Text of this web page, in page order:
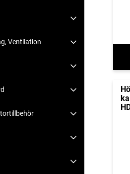
Ventilation